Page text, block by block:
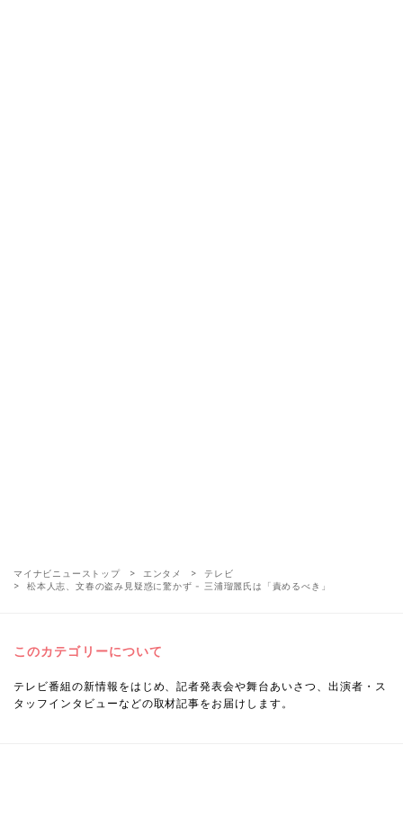
マイナビニューストップ エンタメ
テレビ
松本人志、文春の盗み見疑惑に驚かず - 三浦瑠麗氏は「責めるべき」
このカテゴリーについて
テレビ番組の新情報をはじめ、記者発表会や舞台あいさつ、出演者・ス
タッフインタビューなどの取材記事をお届けします。